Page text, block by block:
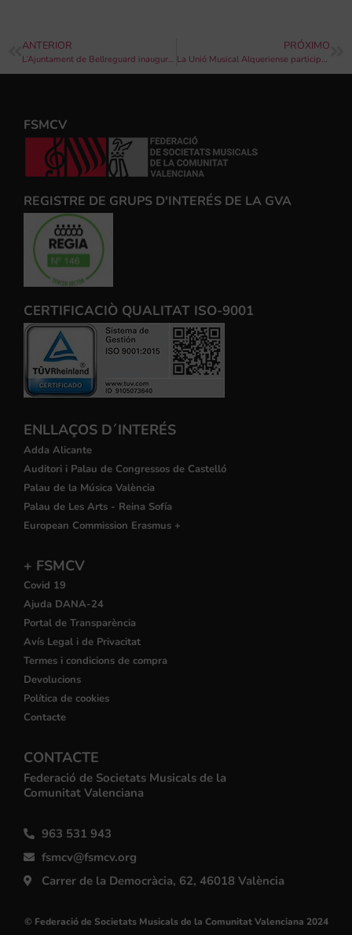
ANTERIOR
L’Ajuntament de Bellreguard inaugura la nova Casa de la Música
PRÓXIMO
La Unió Musical Alqueriense participarà al Certamen de Kerkrade (Holanda)
FSMCV
REGISTRE DE GRUPS D'INTERÉS DE LA GVA
CERTIFICACIÒ QUALITAT ISO-9001
ENLLAÇOS D´INTERÉS
Adda Alicante
Auditori i Palau de Congressos de Castelló
Palau de la Música València
Palau de Les Arts - Reina Sofía
European Commission Erasmus +
+ FSMCV
Covid 19
Ajuda DANA-24
Portal de Transparència
Avís Legal i de Privacitat
Termes i condicions de compra
Devolucions
Política de cookies
Contacte
CONTACTE
Federació de Societats Musicals de la
Comunitat Valenciana
963 531 943
fsmcv@fsmcv.org
Carrer de la Democràcia, 62, 46018 València
© Federació de Societats Musicals de la Comunitat Valenciana 2024